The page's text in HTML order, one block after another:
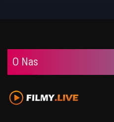
O Nas